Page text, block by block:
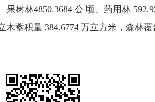
果树林4850.3684 公 顷、药用林
蓄积量 384.6774 万立方米，森林覆